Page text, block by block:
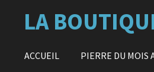
Passer
principal
LA
ACCUEIL PIERRE DU MOIS